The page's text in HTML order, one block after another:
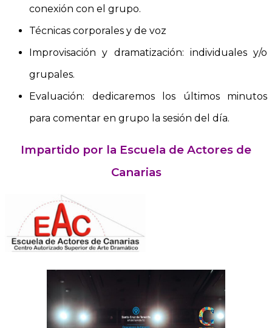
conexión con el grupo.
Técnicas corporales y de voz
Improvisación y dramatización: individuales y/o
grupales.
Evaluación: dedicaremos los últimos minutos
para comentar en grupo la sesión del día.
Impartido por la Escuela de Actores de
Canarias